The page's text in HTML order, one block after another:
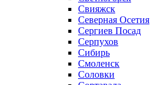
Свияжск
Северная Осетия
Сергиев Посад
Серпухов
Сибирь
Смоленск
Соловки